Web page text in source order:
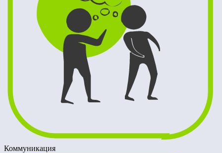
Коммуникация